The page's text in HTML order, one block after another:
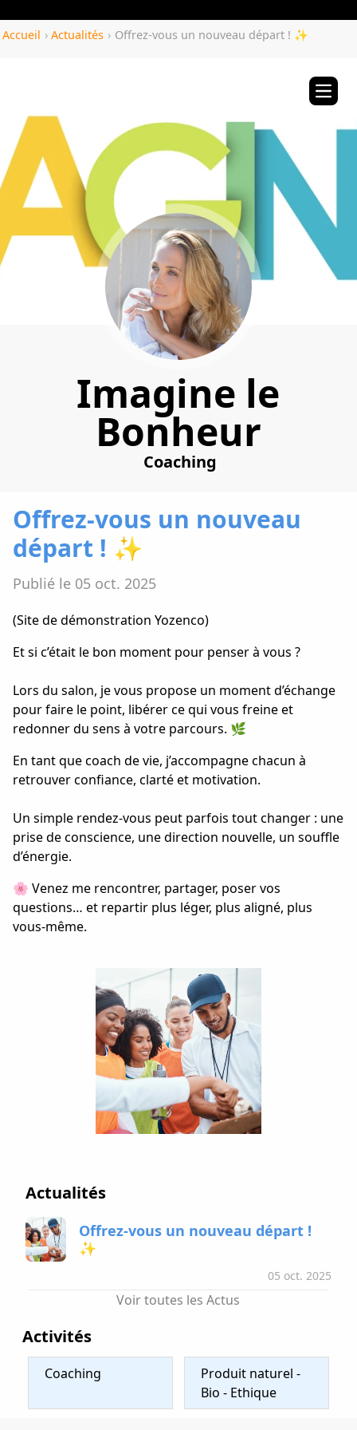
Accueil › Actualités › Offrez-vous un nouveau départ ! ✨
Imagine le
Bonheur
Coaching
Offrez-vous un nouveau
départ ! ✨
Publié le 05 oct. 2025
(Site de démonstration Yozenco)
Et si c’était le bon moment pour penser à vous ?
Lors du salon, je vous propose un moment d’échange
pour faire le point, libérer ce qui vous freine et
redonner du sens à votre parcours. 🌿
En tant que coach de vie, j’accompagne chacun à
retrouver confiance, clarté et motivation.
Un simple rendez-vous peut parfois tout changer : une
prise de conscience, une direction nouvelle, un souffle
d’énergie.
🌸 Venez me rencontrer, partager, poser vos
questions… et repartir plus léger, plus aligné, plus
vous-même.
Actualités
Offrez-vous un nouveau départ !
✨
05 oct. 2025
Voir toutes les Actus
Activités
Coaching
Produit naturel -
Bio - Ethique